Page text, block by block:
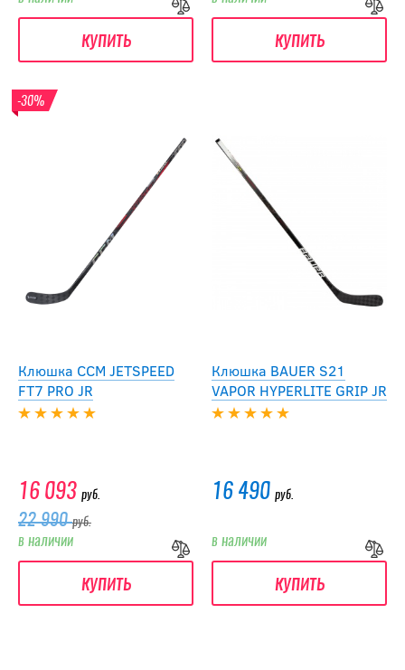
купить купить
-30%
Клюшка CCM JETSPEED
FT7 PRO JR
16 093 руб.
22 990руб.
в наличии
купить
Клюшка BAUER S21
VAPOR HYPERLITE GRIP JR
16 490 руб.
в наличии
купить